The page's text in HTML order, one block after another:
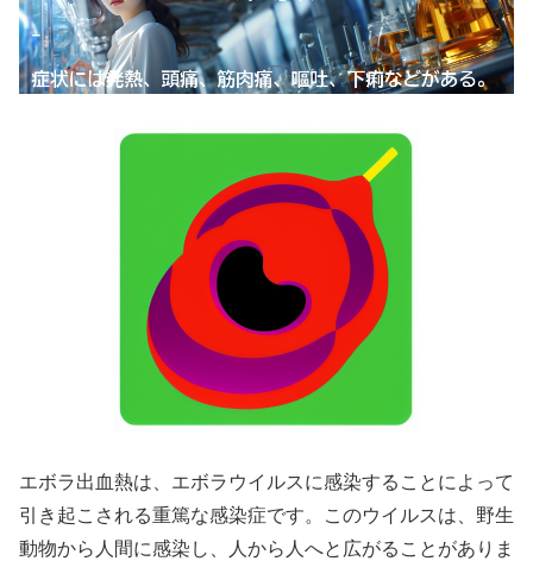
エボラ出血熱は、エボラウイルスに感染することによって
引き起こされる重篤な感染症です。このウイルスは、野生
動物から人間に感染し、人から人へと広がることがありま